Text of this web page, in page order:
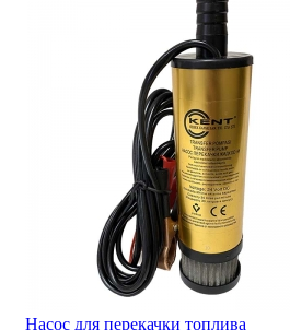
Насос для перекачки топлива